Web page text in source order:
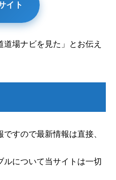
イト
場ナビを見た」とお伝え
すので最新情報は直接、
について当サイトは一切